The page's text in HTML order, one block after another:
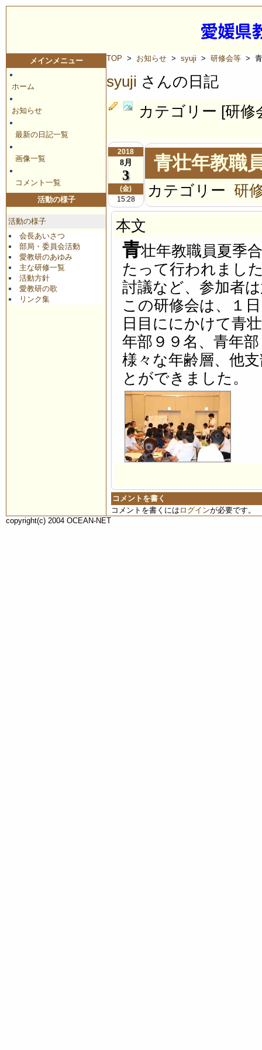
メインメニュー
ホーム
お知らせ
最新の日記一覧
画像一覧
コメント一覧
活動の様子
活動の様子
会長あいさつ
部局・委員会活動
愛教研のあゆみ
主な研修一覧
活動方針
愛教研の歌
リンク集
TOP > お知らせ > syuji > 研修会等 > 青
syuji さんの日記
カテゴリー [研
2018
8月
3
(金)
15:28
青壮年教職
カテゴリー 研
本文
青壮年教職員夏季
たって行われまし
討議など、参加者
この研修会は、１
日目ににかけて青
年部９９名、青年
様々な年齢層、他
とができました。
コメントを書く
コメントを書くには ログインが必要です。
copyright(c) 2004 OCEAN-NET